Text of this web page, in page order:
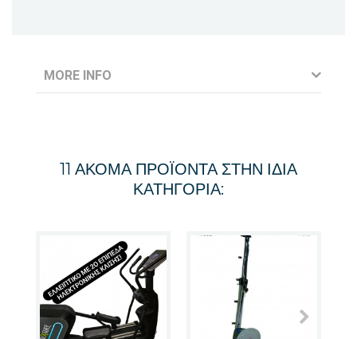
MORE INFO
11 ΑΚΌΜΑ ΠΡΟΪΌΝΤΑ ΣΤΗΝ ΊΔΙΑ
ΚΑΤΗΓΟΡΊΑ: